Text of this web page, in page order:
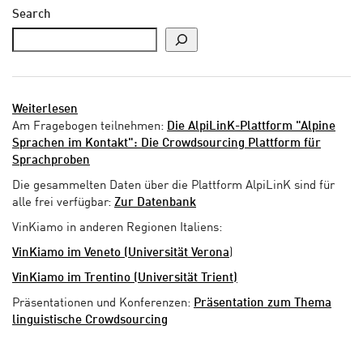
Search
Weiterlesen
Am Fragebogen teilnehmen: Die AlpiLinK-Plattform "Alpine
Sprachen im Kontakt": Die Crowdsourcing Plattform für
Sprachproben
Die gesammelten Daten über die Plattform AlpiLinK sind für
alle frei verfügbar: Zur Datenbank
VinKiamo in anderen Regionen Italiens:
VinKiamo im Veneto (Universität Verona)
VinKiamo im Trentino (Universität Trient)
Präsentationen und Konferenzen: Präsentation zum Thema
linguistische Crowdsourcing